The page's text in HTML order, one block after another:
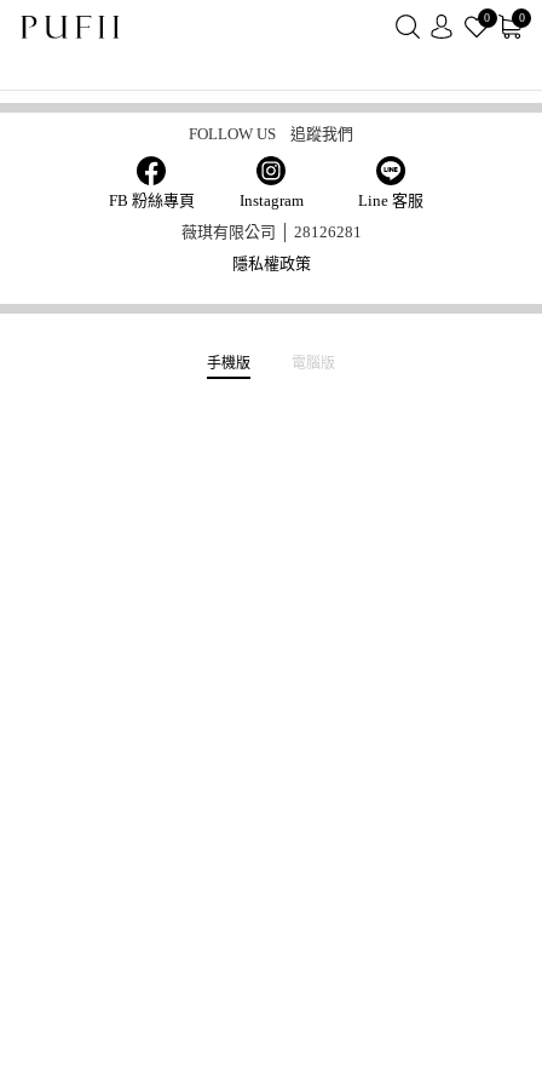
0 0
新好友加LINE領取50元
FOLLOW US 追蹤我們
FB 粉絲專頁 Instagram
Line 客服
薇琪有限公司 │ 28126281
隱私權政策
手機版 電腦版